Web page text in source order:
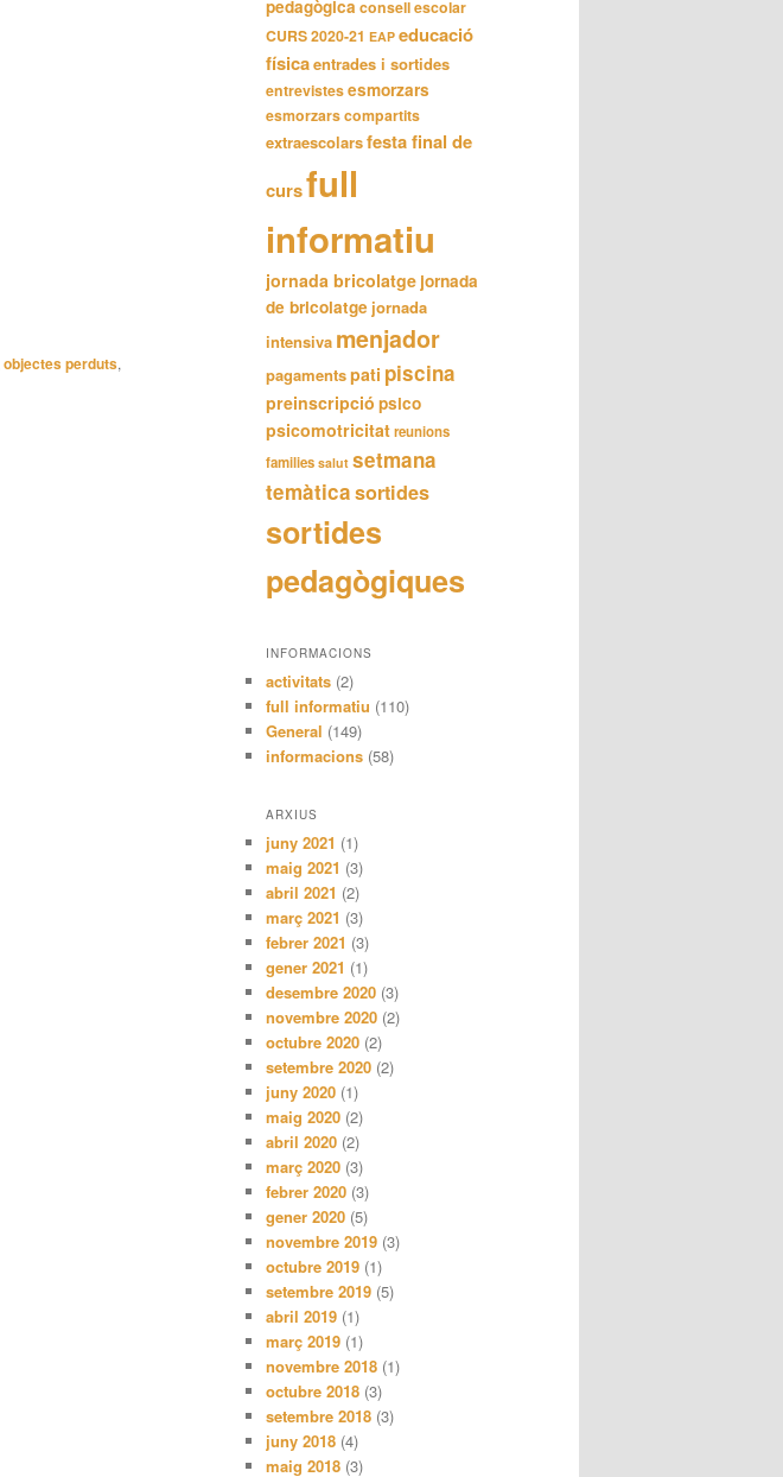
objectes perduts,
pedagògica consell escolar
CURS 2020-21 EAP educació
físicaentrades i sortides
entrevistesesmorzars
esmorzars compartits
extraescolarsfesta final de
cursfull
informatiu
jornada bricolatge jornada
de bricolatge jornada
intensiva menjador
pagamentspati piscina
preinscripció psico
psicomotricitatreunions
families salut setmana
temàticasortides
sortides
pedagògiques
INFORMACIONS
activitats (2)
full informatiu (110)
General (149)
informacions (58)
ARXIUS
juny 2021 (1)
maig 2021 (3)
abril 2021 (2)
març 2021 (3)
febrer 2021 (3)
gener 2021 (1)
desembre 2020 (3)
novembre 2020 (2)
octubre 2020 (2)
setembre 2020 (2)
juny 2020 (1)
maig 2020 (2)
abril 2020 (2)
març 2020 (3)
febrer 2020 (3)
gener 2020 (5)
novembre 2019 (3)
octubre 2019 (1)
setembre 2019 (5)
abril 2019 (1)
març 2019 (1)
novembre 2018 (1)
octubre 2018 (3)
setembre 2018 (3)
juny 2018 (4)
maig 2018 (3)